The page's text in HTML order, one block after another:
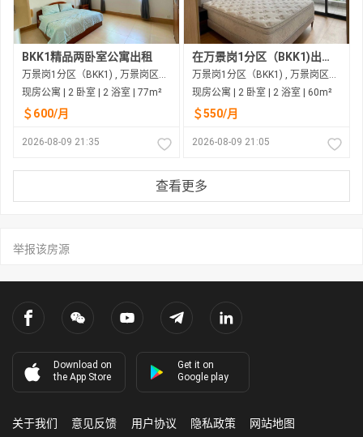
BKK1精品两卧室公寓出租
万景岗1分区（BKK1) , 万景岗区（BKK) , 金边市
现房公寓 | 2 卧室 | 2 浴室 | 77m²
＄600/月
2026-08-09 21:35
在万景岗1分区（BKK1)出租的现房公寓
万景岗1分区（BKK1) , 万景岗区（BKK) , 金边市
现房公寓 | 2 卧室 | 2 浴室 | 60m²
＄550/月
2026-08-09 21:05
查看更多
举报该房源
Download on
the App Store
Get it on
Google play
关于我们 意见反馈 用户协议 隐私政策 网站地图